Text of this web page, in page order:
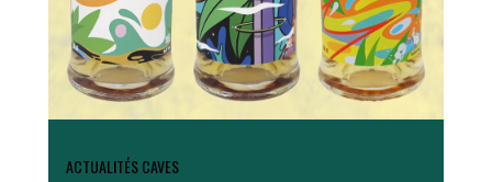
ACTUALITÉS CAVES